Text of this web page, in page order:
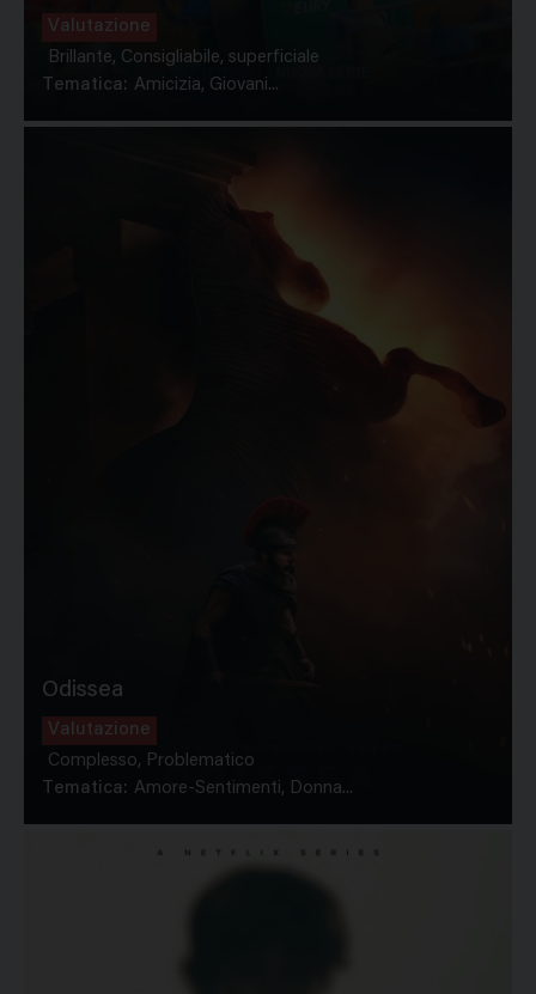
Valutazione
Brillante, Consigliabile, superficiale
Tematica: Amicizia, Giovani...
Odissea
Valutazione
Complesso, Problematico
Tematica: Amore-Sentimenti, Donna...